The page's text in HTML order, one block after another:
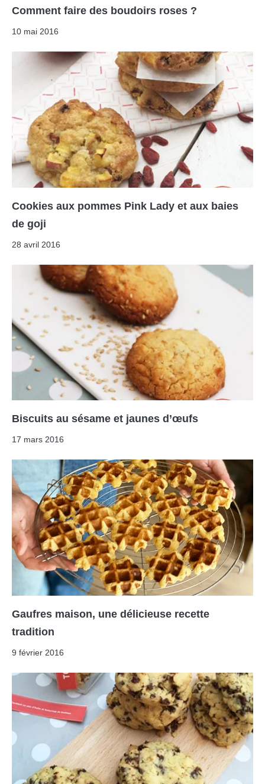
Comment faire des boudoirs roses ?
10 mai 2016
Cookies aux pommes Pink Lady et aux baies
de goji
28 avril 2016
Biscuits au sésame et jaunes d’œufs
17 mars 2016
Gaufres maison, une délicieuse recette
tradition
9 février 2016